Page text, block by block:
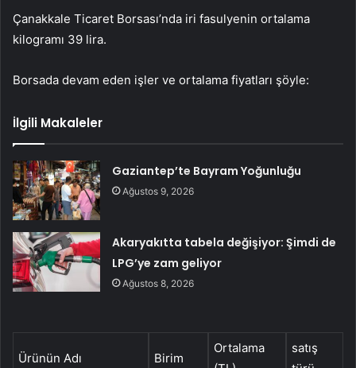
Çanakkale Ticaret Borsası’nda iri fasulyenin ortalama
kilogramı 39 lira.
Borsada devam eden işler ve ortalama fiyatları şöyle:
İlgili Makaleler
Gaziantep’te Bayram Yoğunluğu
Ağustos 9, 2026
Akaryakıtta tabela değişiyor: Şimdi de
LPG’ye zam geliyor
Ağustos 8, 2026
Ürünün Adı Birim
Ortalama
satış